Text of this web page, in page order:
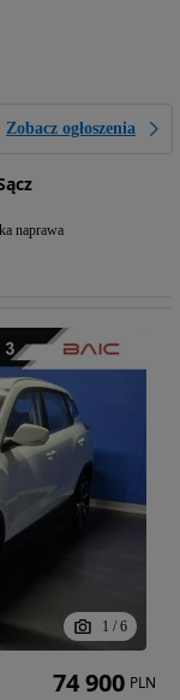
Zobacz ogłoszenia
naprawa
1 / 6
74 900 PLN